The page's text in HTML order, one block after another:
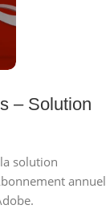
– Solution
solution
annuel